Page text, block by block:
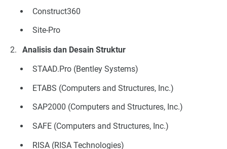
Construct360
Site-Pro
Analisis dan Desain Struktur
STAAD.Pro (Bentley Systems)
ETABS (Computers and Structures, Inc.)
SAP2000 (Computers and Structures, Inc.)
SAFE (Computers and Structures, Inc.)
RISA (RISA Technologies)